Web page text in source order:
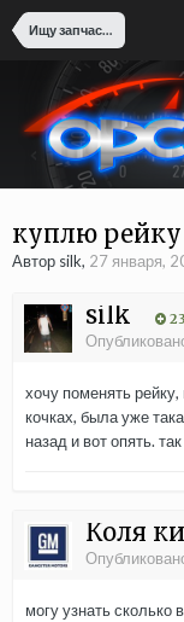
Ищу запчасти
куплю рейку
Автор silk, 27 января,
silk 23
хочу поменять
кочках, была уже
назад и вот опять.
Коля
могу узнать сколько